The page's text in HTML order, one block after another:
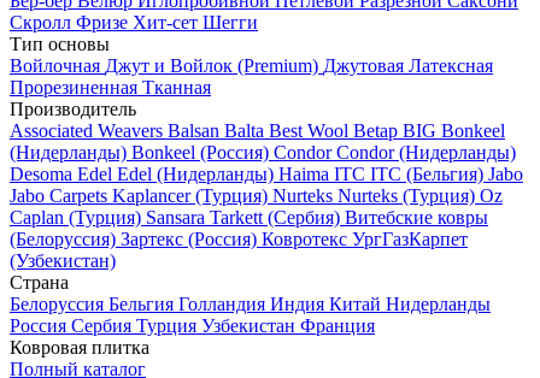
Скролл Фризе Хит-сет Шегги
Тип основы
Войлочная Джут и Войлок (Premium) Джутовая Латексная
Прорезиненная Тканная
Производитель
Associated Weavers Balsan Balta Best Wool Betap BIG Bonkeel
(Нидерланды) Bonkeel (Россия) Condor Condor (Нидерланды)
Desoma Edel Edel (Нидерланды) Haima ITC ITC (Бельгия) Jabo
Jabo Carpets Kaplancer (Турция) Nurteks Nurteks (Турция) Oz
Caplan (Турция) Sansara Tarkett (Сербия) Витебские ковры
(Белоруссия) Зартекс (Россия) Ковротекс УргГазКарпет
(Узбекистан)
Страна
Белоруссия Бельгия Голландия Индия Китай Нидерланды
Россия Сербия Турция Узбекистан Франция
Ковровая плитка
Полный каталог